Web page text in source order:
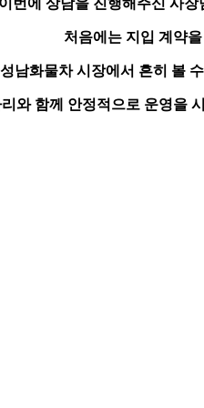
이번에 상담을 진행해주신 사장
처음에는 지입 계약
남화물차 시장에서 흔히 볼
와 함께 안정적으로 운영을